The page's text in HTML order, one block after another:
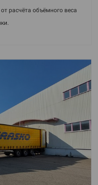
расчёта объёмного веса